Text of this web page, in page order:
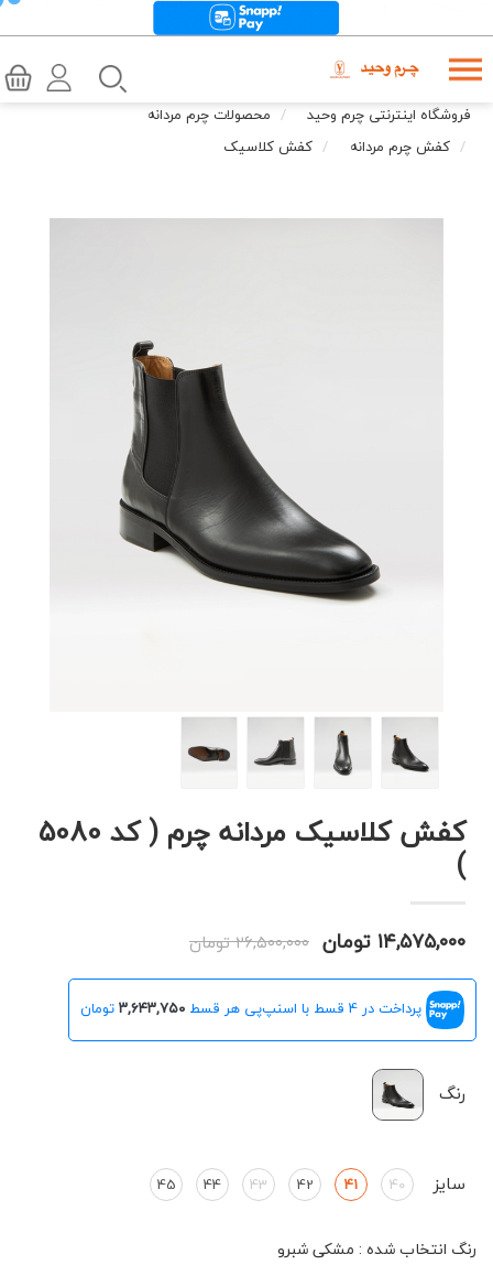
فروشگاه اینترنتی چرم وحید
محصولات چرم مردانه
کفش چرم مردانه
کفش کلاسیک
کفش کلاسیک مردانه چرم ( کد 5080
)
۱۴,۵۷۵,۰۰۰ تومان ۲۶,۵۰۰,۰۰۰ تومان
پرداخت در 4 قسط با اسنپ‌پی هر قسط ۳,۶۴۳,۷۵۰تومان
رنگ
سایز 40
41
42
43
44
45
رنگ انتخاب شده : مشکی شبرو